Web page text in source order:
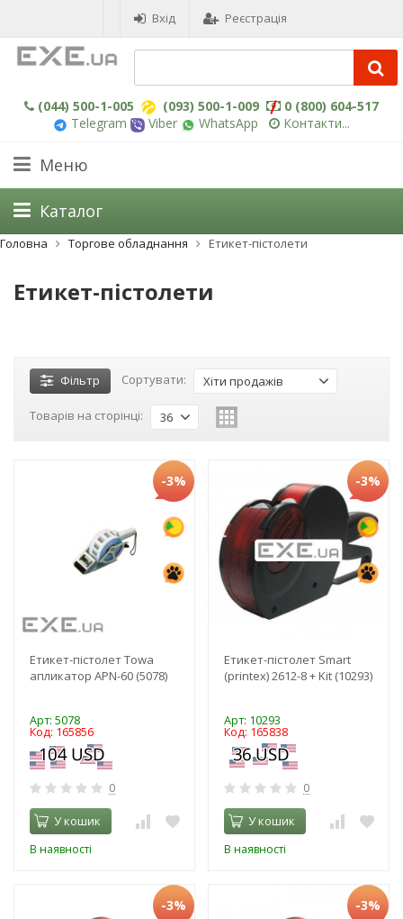
Вхід Реєстрація
(044) 500-1-005 (093) 500-1-009
0 (800) 604-517
Telegram
Viber WhatsApp Контакти...
Меню
Головна Торгове обладнання Етикет-пістолети
Етикет-пістолети
Фільтр Сортувати: Хіти продажів
Товарів на сторінці: 36
-3%
Етикет-пістолет Towa
апликатор APN-60 (5078)
Арт: 5078
Код: 165856
0
У кошик
В наявності
-3%
Етикет-пістолет Smart
(printex) 2612-8 + Kit (10293)
Арт: 10293
Код: 165838
0
У кошик
В наявності
-3% -3%
Каталог